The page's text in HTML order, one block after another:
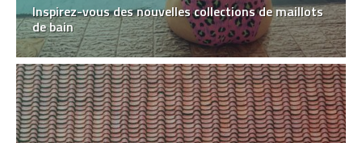
Inspirez-vous des nouvelles collections de maillots
de bain